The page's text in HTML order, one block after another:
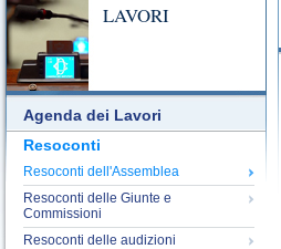
LAVORI
Agenda dei Lavori
Resoconti
Resoconti dell'Assemblea
Resoconti delle Giunte e
Commissioni
Resoconti delle audizioni